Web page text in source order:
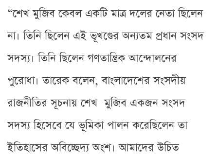
“শেখ মুজিব কেবল একটি মাত্র দলের নেতা ছিলেন
না। তিনি ছিলেন এই ভূখণ্ডের অন্যতম প্রধান সংসদ
সদস্য। তিনি ছিলেন গণতান্ত্রিক আন্দোলনের
পুরোধা। তারেক বলেন, বাংলাদেশের সংসদীয়
রাজনীতির সূচনায় শেখ মুজিব একজন সংসদ
সদস্য হিসেবে যে ভূমিকা পালন করেছিলেন তা
ইতিহাসের অবিচ্ছেদ্য অংশ। আমাদের উচিত